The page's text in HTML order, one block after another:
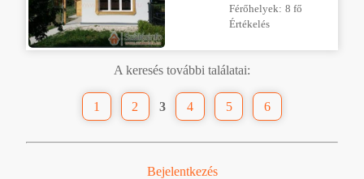
Férőhelyek: 8 fő
Értékelés
A keresés további találatai:
1 2 3 4 5 6
Bejelentkezés